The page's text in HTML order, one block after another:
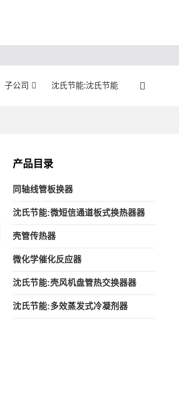
子公司 沈氏节能:沈氏节能
产品目录
同轴线管板换器
沈氏节能:微短信通道板式换热器器
壳管传热器
微化学催化反应器
沈氏节能:壳风机盘管热交换器器
沈氏节能:多效蒸发式冷凝剂器